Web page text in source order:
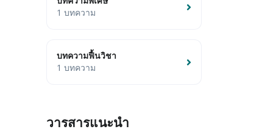
1 บทความ
บทความฟื้นวิชา
1 บทความ
วารสารแนะนำ